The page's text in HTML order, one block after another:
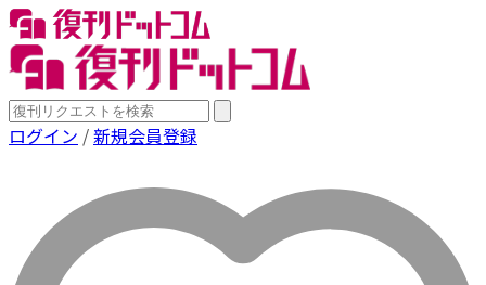
ログイン /新規会員登録